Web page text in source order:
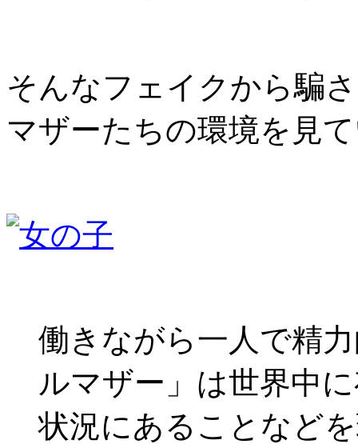
そんなフェイクから騙
マザーたちの環境を見
働きながら一人で精
ルマザー」は世界中
状況にあることなど